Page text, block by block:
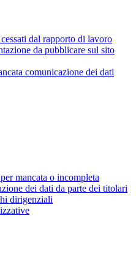
dal rapporto di lavoro
da pubblicare sul sito
comunicazione dei dati
mancata o incompleta
dei dati da parte dei titolari
dirigenziali